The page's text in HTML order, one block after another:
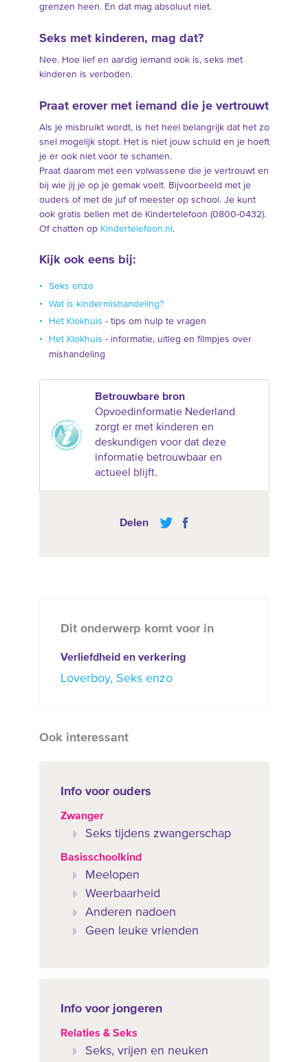
grenzen heen. En dat mag absoluut niet.
Seks met kinderen, mag dat?
Nee. Hoe lief en aardig iemand ook is, seks met
kinderen is verboden.
Praat erover met iemand die je vertrouwt
Als je misbruikt wordt, is het heel belangrijk dat het zo
snel mogelijk stopt. Het is niet jouw schuld en je hoeft
je er ook niet voor te schamen.
Praat daarom met een volwassene die je vertrouwt en
bij wie jij je op je gemak voelt. Bijvoorbeeld met je
ouders of met de juf of meester op school. Je kunt
ook gratis bellen met de Kindertelefoon (0800-0432).
Of chatten op Kindertelefoon.nl.
Kijk ook eens bij:
Seks enzo
Wat is kindermishandeling?
Het Klokhuis - tips om hulp te vragen
Het Klokhuis - informatie, uitleg en filmpjes over
mishandeling
Betrouwbare bron
Opvoedinformatie Nederland
zorgt er met kinderen en
deskundigen voor dat deze
informatie betrouwbaar en
actueel blijft.
Delen
Dit onderwerp komt voor in
Verliefdheid en verkering
Loverboy Seks enzo
Ook interessant
Info voor ouders
Zwanger
Seks tijdens zwangerschap
Basisschoolkind
Meelopen
Weerbaarheid
Anderen nadoen
Geen leuke vrienden
Info voor jongeren
Relaties & Seks
Seks, vrijen en neuken